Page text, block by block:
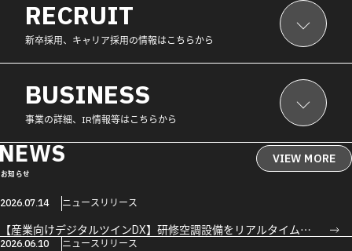
RECRUIT
新卒採用、キャリア採用の情報はこちらから
BUSINESS
事業の詳細、IR情報等はこちらから
お知らせ
VIEW MORE
2026.07.14 ニュースリリース
【産業向けデジタルツインDX】研修空調設備をリアルタイム再現 ーダイキンの研修設備を3D可視化し、数値のみの設備管理から直感的な教育へー
2026.06.10 ニュースリリース